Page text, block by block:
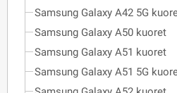
Samsung Galaxy A42 5G
Samsung Galaxy A50 kuoret
Samsung Galaxy A51 kuoret
Samsung Galaxy A51 5G